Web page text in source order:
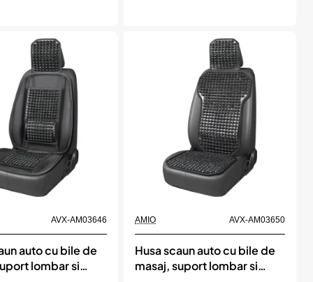
AVX-AM03646
auto cu bile de
lombar si
Momentan indisponibil
AMIO AVX-AM03650
Husa scaun auto cu bile de
masaj, suport lombar si